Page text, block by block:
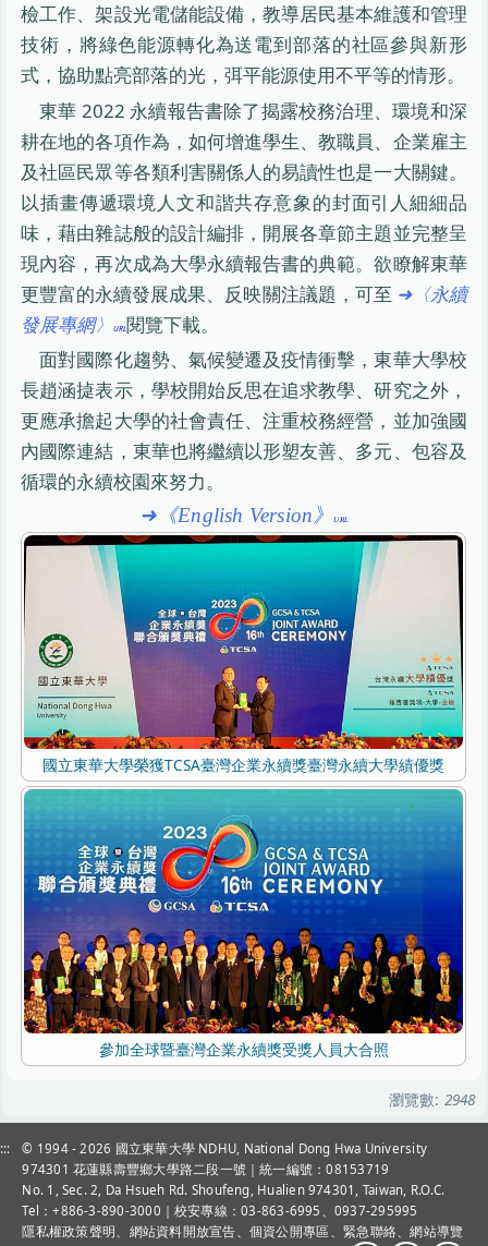
檢工作、架設光電儲能設備，教導居民基本維護和管理
技術，將綠色能源轉化為送電到部落的社區參與新形
式，協助點亮部落的光，弭平能源使用不平等的情形。
東華 2022 永續報告書除了揭露校務治理、環境和深
耕在地的各項作為，如何增進學生、教職員、企業雇主
及社區民眾等各類利害關係人的易讀性也是一大關鍵。
以插畫傳遞環境人文和諧共存意象的封面引人細細品
味，藉由雜誌般的設計編排，開展各章節主題並完整呈
現內容，再次成為大學永續報告書的典範。欲瞭解東華
更豐富的永續發展成果、反映關注議題，可至 ➜〈永續
發展專網〉 閱覽下載。
面對國際化趨勢、氣候變遷及疫情衝擊，東華大學校
長趙涵㨗表示，學校開始反思在追求教學、研究之外，
更應承擔起大學的社會責任、注重校務經營，並加強國
內國際連結，東華也將繼續以形塑友善、多元、包容及
循環的永續校園來努力。
➜《English Version》
國立東華大學榮獲TCSA臺灣企業永續獎臺灣永續大學績優獎
參加全球暨臺灣企業永續獎受獎人員大合照
瀏覽數: 2948
::: © 1994 - 2026 國立東華大學 NDHU, National Dong Hwa University
974301 花蓮縣壽豐鄉大學路二段一號｜統一編號：08153719
No. 1, Sec. 2, Da Hsueh Rd. Shoufeng, Hualien 974301, Taiwan, R.O.C.
Tel：+886-3-890-3000 ｜校安專線：03-863-6995、0937-295995
隱私權政策聲明
網站資料開放宣告 個資公開專區 、緊急聯絡 、網站導覽